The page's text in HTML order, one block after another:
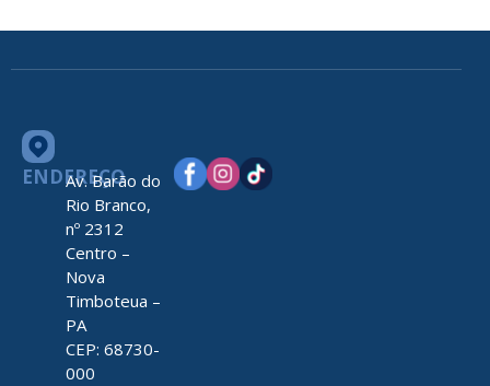
ENDEREÇO
Av. Barão do
Rio Branco,
nº 2312
Centro –
Nova
Timboteua –
PA
CEP: 68730-
000